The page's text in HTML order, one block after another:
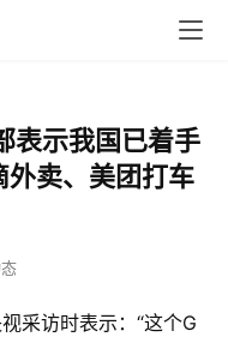
表示我国已着手
卖、美团打车
采访时表示：“这个G